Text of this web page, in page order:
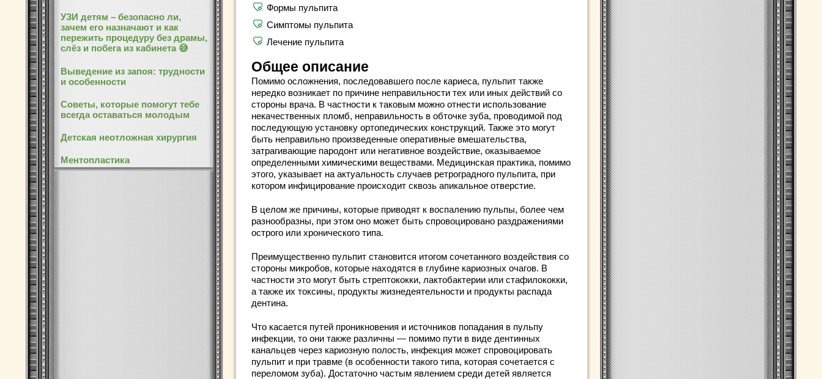
УЗИ детям – безопасно ли,
зачем его назначают и как
пережить процедуру без драмы,
слёз и побега из кабинета 😅
Выведение из запоя: трудности
и особенности
Советы, которые помогут тебе
всегда оставаться молодым
Детская неотложная хирургия
Ментопластика
Формы пульпита
Симптомы пульпита
Лечение пульпита
Общее описание
Помимо осложнения, последовавшего после кариеса, пульпит также
нередко возникает по причине неправильности тех или иных действий со
стороны врача. В частности к таковым можно отнести использование
некачественных пломб, неправильность в обточке зуба, проводимой под
последующую установку ортопедических конструкций. Также это могут
быть неправильно произведенные оперативные вмешательства,
затрагивающие пародонт или негативное воздействие, оказываемое
определенными химическими веществами. Медицинская практика, помимо
этого, указывает на актуальность случаев ретроградного пульпита, при
котором инфицирование происходит сквозь апикальное отверстие.
В целом же причины, которые приводят к воспалению пульпы, более чем
разнообразны, при этом оно может быть спровоцировано раздражениями
острого или хронического типа.
Преимущественно пульпит становится итогом сочетанного воздействия со
стороны микробов, которые находятся в глубине кариозных очагов. В
частности это могут быть стрептококки, лактобактерии или стафилококки,
а также их токсины, продукты жизнедеятельности и продукты распада
дентина.
Что касается путей проникновения и источников попадания в пульпу
инфекции, то они также различны — помимо пути в виде дентинных
канальцев через кариозную полость, инфекция может спровоцировать
пульпит и при травме (в особенности такого типа, которая сочетается с
переломом зуба). Достаточно частым явлением среди детей является